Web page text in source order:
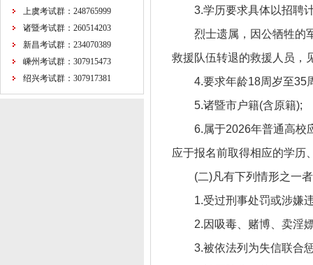
上虞考试群：248765999
诸暨考试群：260514203
新昌考试群：234070389
嵊州考试群：307915473
绍兴考试群：307917381
3.学历要求具体以招聘
烈士遗属，因公牺牲的
救援队伍转退的救援人员，
4.要求年龄18周岁至35
5.诸暨市户籍(含原籍);
6.属于2026年普通高校
应于报名前取得相应的学历
(二)凡有下列情形之一
1.受过刑事处罚或涉嫌
2.因吸毒、赌博、卖淫
3.被依法列为失信联合